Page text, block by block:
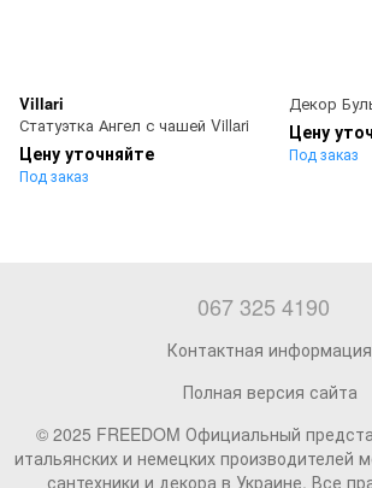
Villari
Статуэтка Ангел с чашей Villari
Цену уточняйте
Под заказ
Декор
Цену
Под заказ
067 325 4190
Контактная информация
Полная версия сайта
© 2025 FREEDOM Официальный
итальянских и немецких производителей
сантехники и декора в Украине. Все